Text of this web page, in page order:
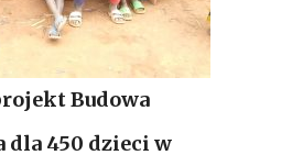
Budowa
dla 450 dzieci w